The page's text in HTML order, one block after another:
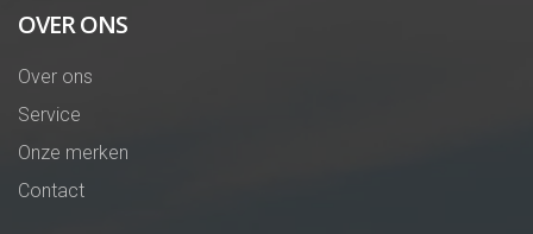
OVER ONS
Over ons
Service
Onze merken
Contact